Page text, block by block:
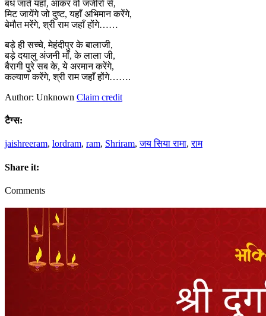
बंध जाते यहाँ, आकर वो जंजीरो से,
मिट जायेंगे जो दुष्ट, यहाँ अभिमान करेंगे,
बेमौत मरेंगे, श्री राम जहाँ होंगे……
बड़े ही सच्चे, मेहंदीपुर के बालाजी,
बड़े दयालु अंजनी माँ, के लाला जी,
बैरागी पुरे सब के, ये अरमान करेंगे,
कल्याण करेंगे, श्री राम जहाँ होंगे…….
Author: Unknown Claim credit
टैग्स:
jaishreeram, lordram, ram, Shriram,जय सिया रामा,राम
Share it:
Comments